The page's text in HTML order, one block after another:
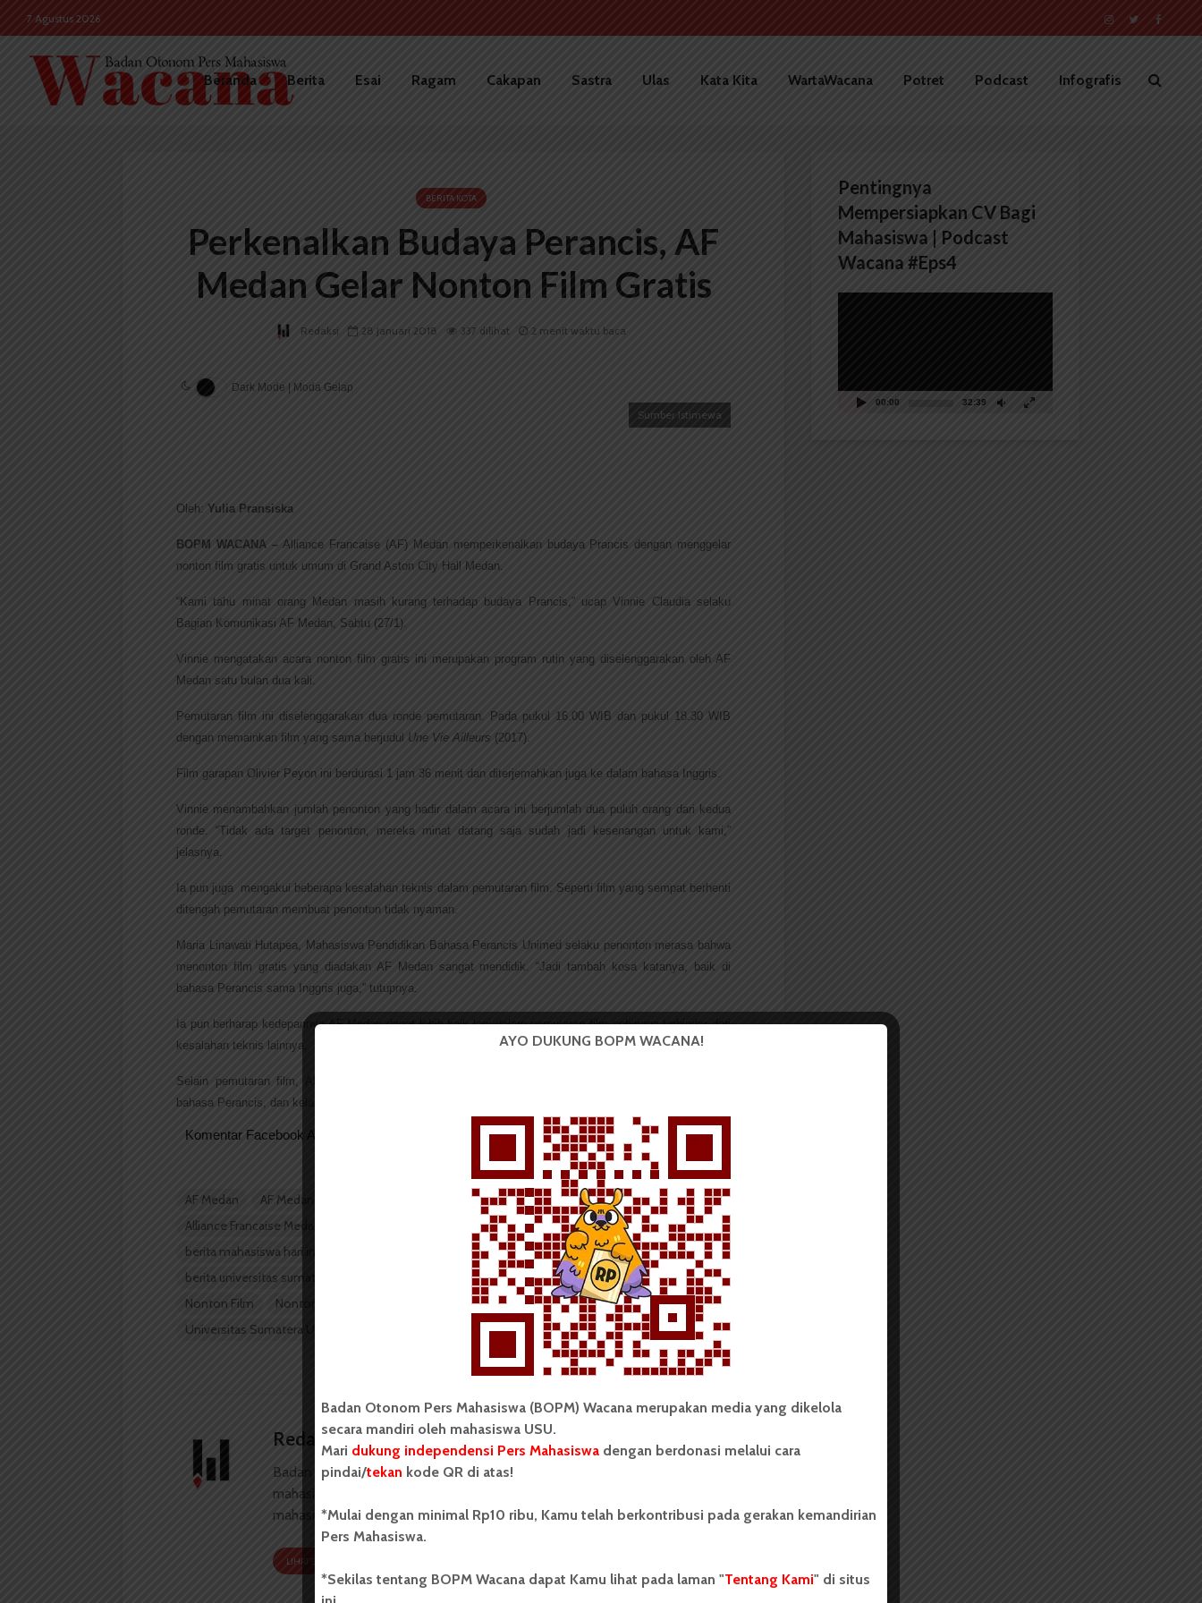
7 Agustus 2026
Beranda Berita Esai Ragam Cakapan Sastra Ulas Kata Kita WartaWacana Potret Podcast Infografis
BERITA KOTA
Perkenalkan Budaya Perancis, AF
Medan Gelar Nonton Film Gratis
Redaksi 28 Januari 2018 337 dilihat 2 menit waktu baca
Dark Mode | Moda Gelap
Sumber Istimewa
Oleh: Yulia Pransiska
BOPM WACANA – Alliance Francaise (AF) Medan memperkenalkan budaya Prancis dengan menggelar
nonton film gratis untuk umum di Grand Aston City Hall Medan.
“Kami tahu minat orang Medan masih kurang terhadap budaya Prancis,” ucap Vinnie Claudia selaku
Bagian Komunikasi AF Medan, Sabtu (27/1).
Vinnie mengatakan acara nonton film gratis ini merupakan program rutin yang diselenggarakan oleh AF
Medan satu bulan dua kali.
Pemutaran film ini diselenggarakan dua ronde pemutaran. Pada pukul 16.00 WIB dan pukul 18.30 WIB
dengan memainkan film yang sama berjudul Une Vie Ailleurs (2017).
Film garapan Olivier Peyon ini berdurasi 1 jam 36 menit dan diterjemahkan juga ke dalam bahasa Inggris.
Vinnie menambahkan jumlah penonton yang hadir dalam acara ini berjumlah dua puluh orang dari kedua
ronde. “Tidak ada target penonton, mereka minat datang saja sudah jadi kesenangan untuk kami,”
jelasnya.
Ia pun juga  mengakui beberapa kesalahan teknis dalam pemutaran film. Seperti film yang sempat berhenti
ditengah pemutaran membuat penonton tidak nyaman.
Maria Linawati Hutapea, Mahasiswa Pendidikan Bahasa Perancis Unimed selaku penonton merasa bahwa
menonton film gratis yang diadakan AF Medan sangat mendidik. “Jadi tambah kosa katanya, baik di
bahasa Perancis sama Inggris juga,” tutupnya.
Ia pun berharap kedepannya AF Medan dapat lebih baik lagi dalam pemutaran film sehingga terhindar dari
kesalahan teknis lainnya.
Selain pemutaran film, AF Medan juga menyelenggarakan konser musik Perancis, presentasi belajar
bahasa Perancis, dan kelas belajar bahasa Perancis.
Komentar Facebook Anda
AF Medan AF Medan Gelar Nonton Film Gratis
Alliance Francaise
Alliance Francaise Medan
Berita Hari Ini
Berita Mahasiswa
berita mahasiswa hari ini
Berita Medan Hari ini
Berita Medan Terbaru
berita universitas sumatera utara
Film Une Vie Ailleurs
Mahasiswa USU
Nonton Film
Nonton Film Prancis Une Vie Ailleurs
Une Vie Ailleurs 2017
Universitas Sumatera Utara
Yulia Pransiska
Redaksi
Badan Otonom Pers Mahasiswa (BOPM) Wacana merupakan pers
mahasiswa yang berdiri di luar kampus dan dikelola secara mandiri oleh
mahasiswa Universitas Sumatera Utara (USU).
LIHAT SEMUA ARTIKEL
Pentingnya
Mempersiapkan CV Bagi
Mahasiswa | Podcast
Wacana #Eps4
00:00 32:39
AYO DUKUNG BOPM WACANA!
Badan Otonom Pers Mahasiswa (BOPM) Wacana merupakan media yang dikelola
secara mandiri oleh mahasiswa USU.
Mari dukung independensi Pers Mahasiswa dengan berdonasi melalui cara
pindai/tekan kode QR di atas!
*Mulai dengan minimal Rp10 ribu, Kamu telah berkontribusi pada gerakan kemandirian
Pers Mahasiswa.
*Sekilas tentang BOPM Wacana dapat Kamu lihat pada laman "Tentang Kami" di situs